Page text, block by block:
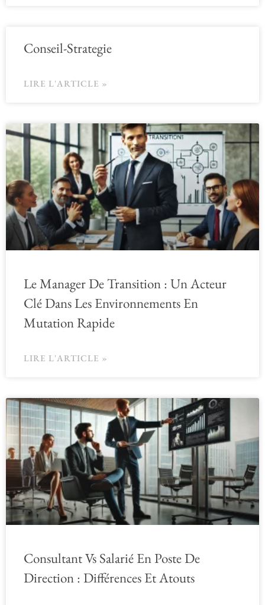
Conseil-Strategie
LIRE L'ARTICLE »
Le Manager De Transition : Un Acteur
Clé Dans Les Environnements En
Mutation Rapide
LIRE L'ARTICLE »
Consultant Vs Salarié En Poste De
Direction : Différences Et Atouts